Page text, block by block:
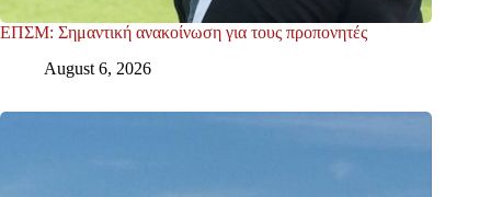
ΕΠΣΜ: Σημαντική ανακοίνωση για τους προπονητές
August 6, 2026